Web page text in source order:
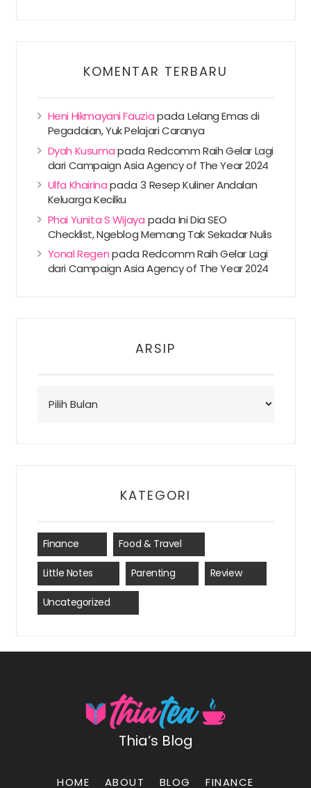
KOMENTAR TERBARU
Heni Hikmayani FauziapadaLelang Emas di
Pegadaian, Yuk Pelajari Caranya
Dyah KusumapadaRedcomm Raih Gelar Lagi
dari Campaign Asia Agency of The Year 2024
Ulfa Khairinapada3 Resep Kuliner Andalan
Keluarga Kecilku
Phai Yunita S Wijaya pada Ini Dia SEO
Checklist, Ngeblog Memang Tak Sekadar Nulis
Yonal RegenpadaRedcomm Raih Gelar Lagi
dari Campaign Asia Agency of The Year 2024
ARSIP
KATEGORI
Finance Food & Travel
Little Notes Parenting Review(15)
Uncategorized
Thia’s Blog
HOME ABOUT BLOG FINANCE